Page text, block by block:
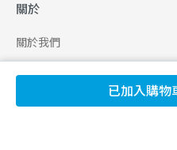
已加入購物
關於
關於我們
合作申請